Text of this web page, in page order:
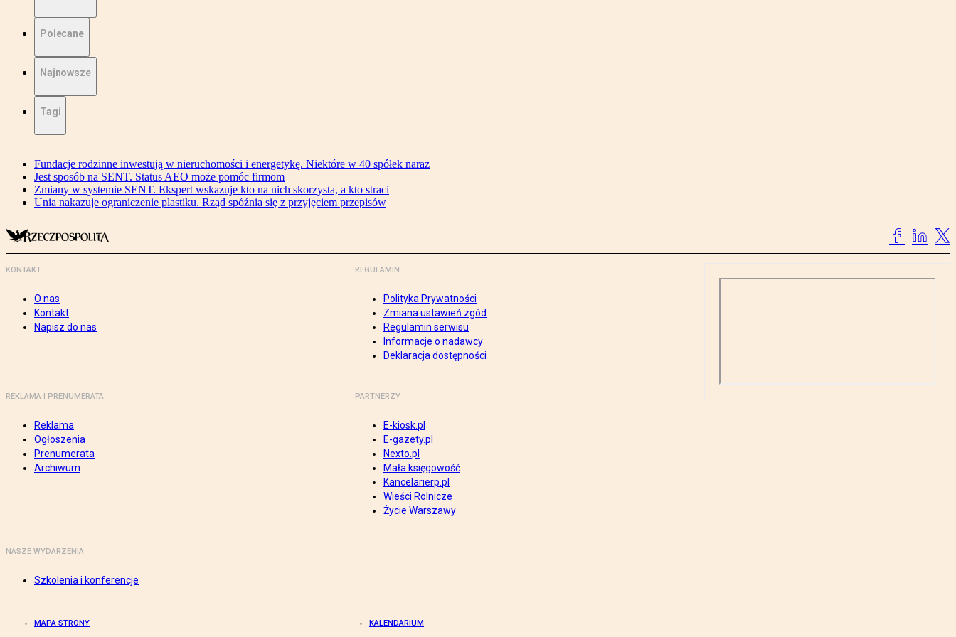
Polecane
Najnowsze
Tagi
Fundacje rodzinne inwestują w nieruchomości i energetykę. Niektóre w 40 spółek naraz
Jest sposób na SENT. Status AEO może pomóc firmom
Zmiany w systemie SENT. Ekspert wskazuje kto na nich skorzysta, a kto straci
Unia nakazuje ograniczenie plastiku. Rząd spóźnia się z przyjęciem przepisów
KONTAKT
O nas
Kontakt
Napisz do nas
REGULAMIN
Polityka Prywatności
Zmiana ustawień zgód
Regulamin serwisu
Informacje o nadawcy
Deklaracja dostępności
REKLAMA I PRENUMERATA
Reklama
Ogłoszenia
Prenumerata
Archiwum
PARTNERZY
E-kiosk.pl
E-gazety.pl
Nexto.pl
Mała księgowość
Kancelarierp.pl
Wieści Rolnicze
Życie Warszawy
NASZE WYDARZENIA
Szkolenia i konferencje
MAPA STRONY KALENDARIUM